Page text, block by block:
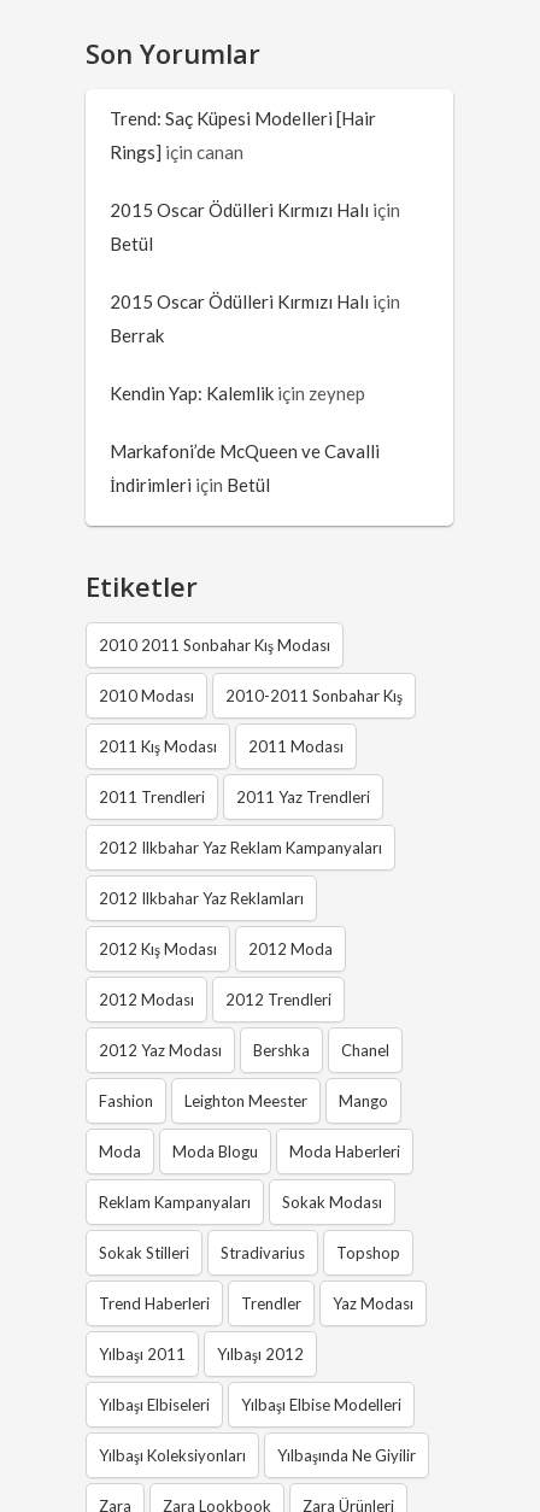
Son Yorumlar
Trend: Saç Küpesi Modelleri [Hair
Rings] içincanan
2015 Oscar Ödülleri Kırmızı Halı için
Betül
2015 Oscar Ödülleri Kırmızı Halı için
Berrak
Kendin Yap: Kalemlik için zeynep
Markafoni’de McQueen ve Cavalli
İndirimleri için Betül
Etiketler
2010 2011 Sonbahar Kış Modası
2010 Modası 2010-2011 Sonbahar Kış
2011 Kış Modası 2011 Modası
2011 Trendleri 2011 Yaz Trendleri
2012 Ilkbahar Yaz Reklam Kampanyaları
2012 Ilkbahar Yaz Reklamları
2012 Kış Modası 2012 Moda
2012 Modası 2012 Trendleri
2012 Yaz Modası Bershka Chanel
Fashion Leighton Meester Mango
Moda Moda Blogu Moda Haberleri
Reklam Kampanyaları Sokak Modası
Sokak Stilleri Stradivarius Topshop
Trend Haberleri Trendler Yaz Modası
Yılbaşı 2011 Yılbaşı 2012
Yılbaşı Elbiseleri Yılbaşı Elbise Modelleri
Yılbaşı Koleksiyonları Yılbaşında Ne Giyilir
Zara Zara Lookbook Zara Ürünleri